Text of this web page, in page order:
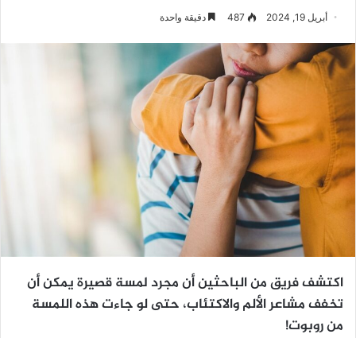
أبريل 19, 2024 487 دقيقة واحدة
اكتشف فريق من الباحثين أن مجرد لمسة قصيرة يمكن أن
تخفف مشاعر الألم والاكتئاب، حتى لو جاءت هذه اللمسة
من روبوت!